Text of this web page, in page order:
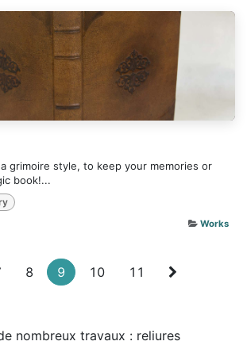
grimoire style, to keep your memories or
book!...
Works
8 9 10
11
nombreux travaux : reliures